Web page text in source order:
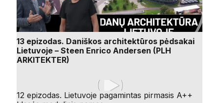
13 epizodas. Daniškos architektūros pėdsakai
Lietuvoje – Steen Enrico Andersen (PLH
ARKITEKTER)
12 epizodas. Lietuvoje pagamintas pirmasis A++